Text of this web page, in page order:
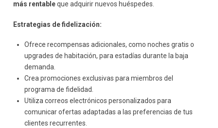
más rentableque adquirir nuevos huéspedes.
Estrategias de fidelización:
Ofrece recompensas adicionales, como noches gratis o
upgrades de habitación, para estadías durante la baja
demanda.
Crea promociones exclusivas para miembros del
programa de fidelidad.
Utiliza correos electrónicos personalizados para
comunicar ofertas adaptadas a las preferencias de tus
clientes recurrentes.